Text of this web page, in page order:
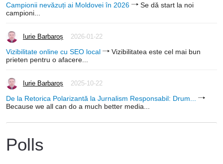
Campionii nevăzuți ai Moldovei în 2026
Se dă start la noi
campioni...
Iurie Barbaroș 2026-01-22
Vizibilitate online cu SEO local
Vizibilitatea este cel mai bun
prieten pentru o afacere...
Iurie Barbaroș 2025-10-22
De la Retorica Polarizantă la Jurnalism Responsabil: Drum...
Because we all can do a much better media...
Polls